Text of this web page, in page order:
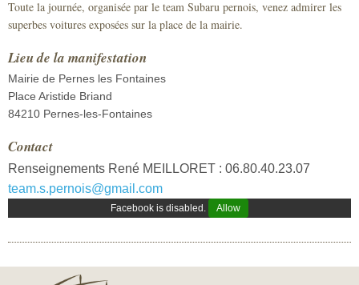
Sécurité civile
Toute la journée, organisée par le team Subaru pernois, venez admirer les
superbes voitures exposées sur la place de la mairie.
Lieu de la manifestation
Mairie de Pernes les Fontaines
Place Aristide Briand
84210 Pernes-les-Fontaines
Contact
Renseignements René MEILLORET : 06.80.40.23.07
team.s.pernois@gmail.com
Facebook is disabled. Allow